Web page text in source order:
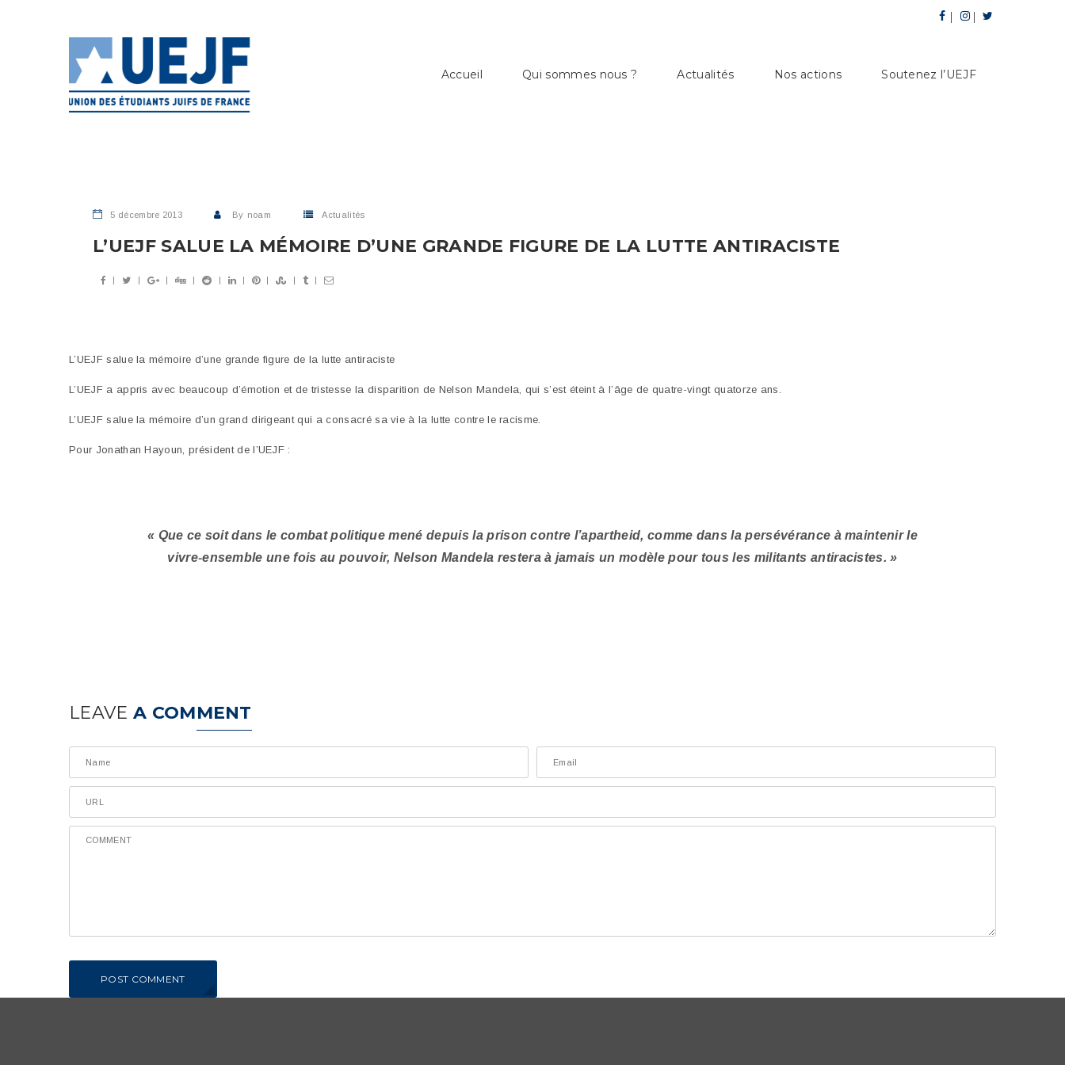
Accueil Qui sommes nous ? Actualités Nos actions Soutenez l’UEJF
5 décembre 2013 By noam Actualités
L’UEJF SALUE LA MÉMOIRE D’UNE GRANDE FIGURE DE LA LUTTE ANTIRACISTE
L’UEJF salue la mémoire d’une grande figure de la lutte antiraciste
L’UEJF a appris avec beaucoup d’émotion et de tristesse la disparition de Nelson Mandela, qui s’est éteint à l’âge de quatre-vingt quatorze ans.
L’UEJF salue la mémoire d’un grand dirigeant qui a consacré sa vie à la lutte contre le racisme.
Pour Jonathan Hayoun, président de l’UEJF :
« Que ce soit dans le combat politique mené depuis la prison contre l’apartheid, comme dans la persévérance à maintenir le
vivre-ensemble une fois au pouvoir, Nelson Mandela restera à jamais un modèle pour tous les militants antiracistes. »
LEAVE A COMMENT
POST COMMENT